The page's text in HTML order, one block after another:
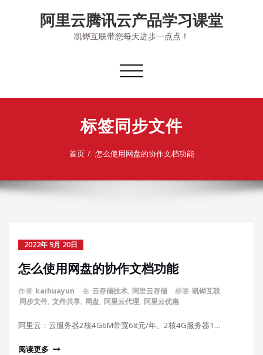
阿里云腾讯云产品学习课堂
凯铧互联带您每天进步一点点！
切
导
标签同步文件
首页 怎么使用网盘的协作文档功能
2022年 9月 20日
怎么使用网盘的协作文档功能
作者 kaihuayun 在 云存储技术, 阿里云存储 标签 凯铧互联,
同步文件, 文件共享, 网盘, 阿里云代理, 阿里云优惠
阿里云：云服务器2核4G6M带宽68元/年、2核4G服务器1…
阅读更多